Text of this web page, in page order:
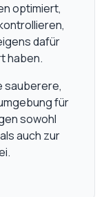
optimiert,
dafür
haben.
sauberere,
für
sowohl
auch zur